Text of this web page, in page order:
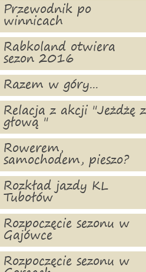
Przewodnik po
winnicach
Rabkoland otwiera
sezon 2016
Razem w góry...
Relacja z akcji "Jeżdżę z
głową "
Rowerem,
samochodem, pieszo?
Rozkład jazdy KL
Tubołów
Rozpoczęcie sezonu w
Gajówce
Rozpoczęcie sezonu w